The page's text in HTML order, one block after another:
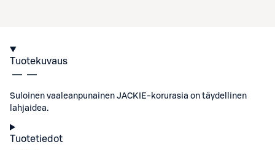
Tuotekuvaus
Suloinen vaaleanpunainen JACKIE-korurasia on täydellinen
lahjaidea.
Tuotetiedot